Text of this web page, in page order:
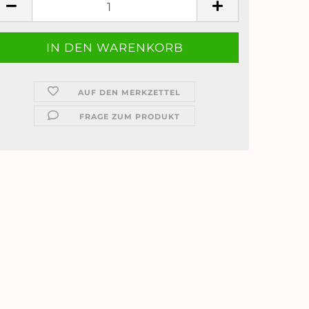
AUF DEN MERKZETTEL
FRAGE ZUM PRODUKT